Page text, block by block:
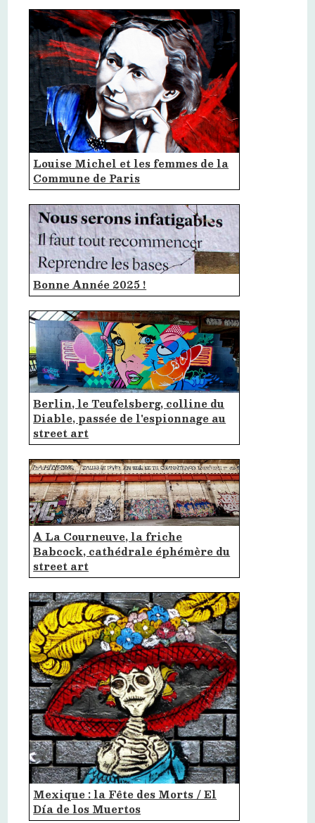
Louise Michel et les femmes de la
Commune de Paris
Bonne Année 2025 !
Berlin, le Teufelsberg, colline du
Diable, passée de l'espionnage au
street art
A La Courneuve, la friche
Babcock, cathédrale éphémère du
street art
Mexique : la Fête des Morts / El
Día de los Muertos